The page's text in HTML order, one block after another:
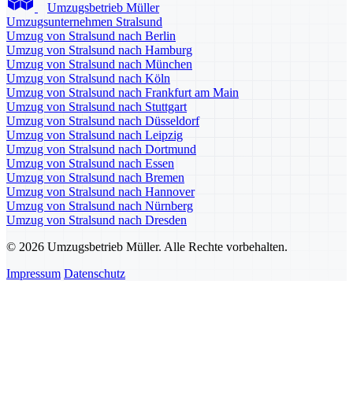
Umzugsbetrieb Müller
Umzugsunternehmen Stralsund
Umzug von Stralsund nach Berlin
Umzug von Stralsund nach Hamburg
Umzug von Stralsund nach München
Umzug von Stralsund nach Köln
Umzug von Stralsund nach Frankfurt am Main
Umzug von Stralsund nach Stuttgart
Umzug von Stralsund nach Düsseldorf
Umzug von Stralsund nach Leipzig
Umzug von Stralsund nach Dortmund
Umzug von Stralsund nach Essen
Umzug von Stralsund nach Bremen
Umzug von Stralsund nach Hannover
Umzug von Stralsund nach Nürnberg
Umzug von Stralsund nach Dresden
© 2026 Umzugsbetrieb Müller. Alle Rechte vorbehalten.
Impressum Datenschutz